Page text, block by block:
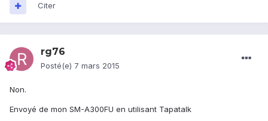
Citer
rg76
Posté(e) 7 mars 2015
Non.
Envoyé de mon SM-A300FU en utilisant Tapatalk